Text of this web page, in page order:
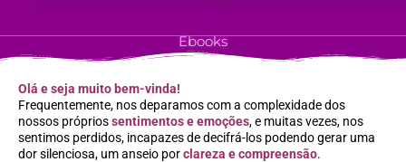
para
o
Ebooks
Olá e seja muito bem-vinda!
Frequentemente, nos deparamos com a complexidade dos
nossos própriossentimentos e emoções, e muitas vezes, nos
sentimos perdidos, incapazes de decifrá-los podendo gerar uma
dor silenciosa, um anseio porclareza e compreensão.